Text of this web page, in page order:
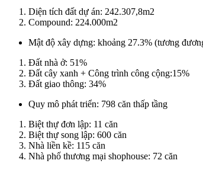
Diện tích đất dự án: 242.307,8m2
Compound: 224.000m2
Mật độ xây dựng: khoảng 27.3% (tương
Đất nhà ở: 51%
Đất cây xanh + Công trình công cộng:15%
Đất giao thông: 34%
Quy mô phát triển: 798 căn thấp tầng
Biệt thự đơn lập: 11 căn
Biệt thự song lập: 600 căn
Nhà liền kề: 115 căn
Nhà phố thương mại shophouse: 72 căn